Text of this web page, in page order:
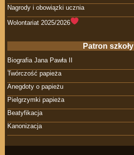
Nagrody i obowiązki ucznia
Wolontariat 2025/2026
Patron szkoły
Biografia Jana Pawła II
Twórczość papieża
Anegdoty o papieżu
Pielgrzymki papieża
Beatyfikacja
Kanonizacja